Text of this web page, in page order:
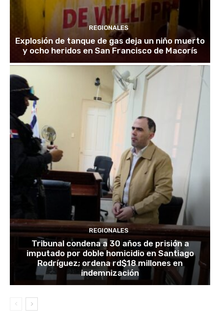
REGIONALES
Explosión de tanque de gas deja un niño muerto
y ocho heridos en San Francisco de Macorís
REGIONALES
Tribunal condena a 30 años de prisión a
imputado por doble homicidio en Santiago
Rodríguez; ordena rd$18 millones en
indemnización